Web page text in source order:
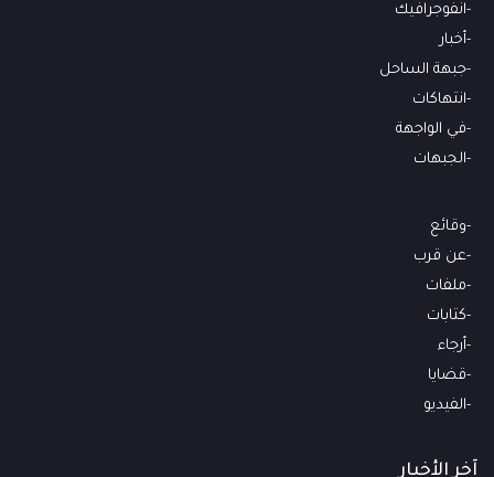
انفوجرافيك
أخبار
جبهة الساحل
انتهاكات
في الواجهة
الجبهات
وقائع
عن قرب
ملفات
كتابات
أرجاء
قضايا
الفيديو
آخر الأخبار